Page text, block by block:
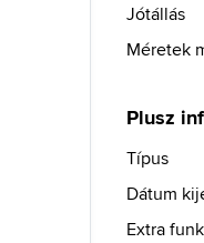
Jótállás
Méretek
Plusz
Típus
Dátum
Extra